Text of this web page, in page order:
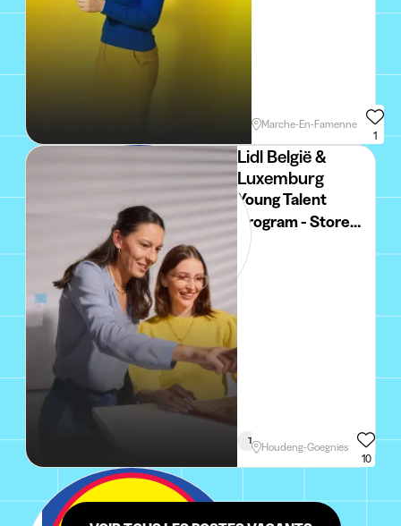
Traineeship
Marche-En-Famenne
1
Lidl België &
Luxemburg
Young Talent
Program - Store
Manager (Hainaut)
Traineeship
Houdeng-Goegnies
10